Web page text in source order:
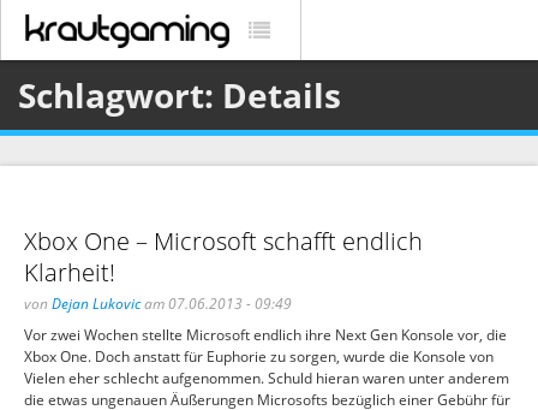
Schlagwort: Details
Xbox One – Microsoft schafft endlich
Klarheit!
von Dejan Lukovicam 07.06.2013 - 09:49
Vor zwei Wochen stellte Microsoft endlich ihre Next Gen Konsole vor, die
Xbox One. Doch anstatt für Euphorie zu sorgen, wurde die Konsole von
Vielen eher schlecht aufgenommen. Schuld hieran waren unter anderem
die etwas ungenauen Äußerungen Microsofts bezüglich einer Gebühr für